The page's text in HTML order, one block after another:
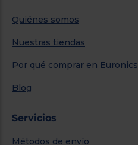
Quiénes somos
Nuestras tiendas
Por qué comprar en Euronics
Blog
Servicios
Métodos de envío